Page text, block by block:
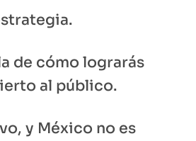
de cómo lograrás
al público.
y México no es